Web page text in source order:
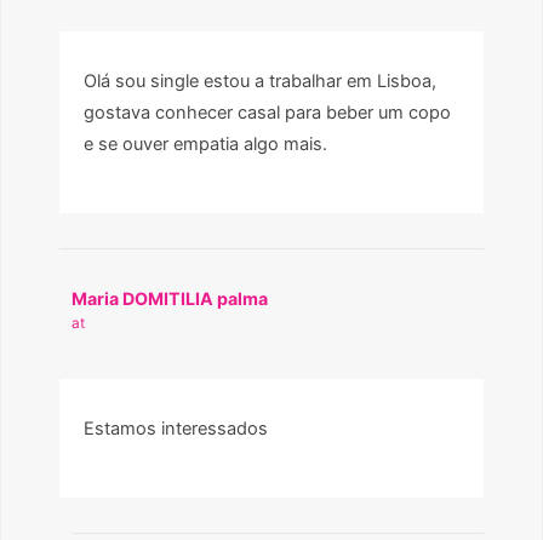
Olá sou single estou a trabalhar em Lisboa,
gostava conhecer casal para beber um copo
e se ouver empatia algo mais.
Maria DOMITILIA palma
at
Estamos interessados